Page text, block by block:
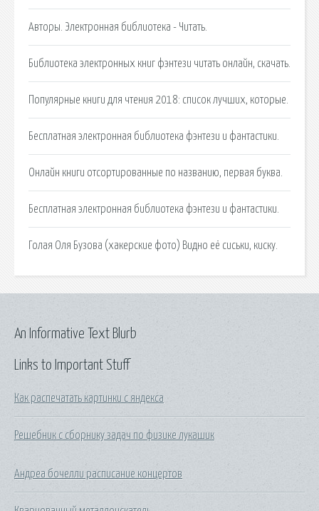
Авторы. Электронная библиотека - Читать.
Библиотека электронных книг фэнтези читать онлайн, скачать.
Популярные книги для чтения 2018: список лучших, которые.
Бесплатная электронная библиотека фэнтези и фантастики.
Онлайн книги отсортированные по названию, первая буква.
Бесплатная электронная библиотека фэнтези и фантастики.
Голая Оля Бузова (хакерские фото) Видно её сиськи, киску.
Links to Important Stuff
Как распечатать картинки с яндекса
Решебник с сборнику задач по физике лукашик
Андреа бочелли расписание концертов
An Informative Text Blurb